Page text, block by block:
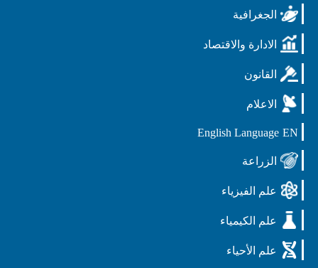
الجغرافية
الادارة والاقتصاد
القانون
الاعلام
EN
English Language
الزراعة
علم الفيزياء
علم الكيمياء
علم الأحياء